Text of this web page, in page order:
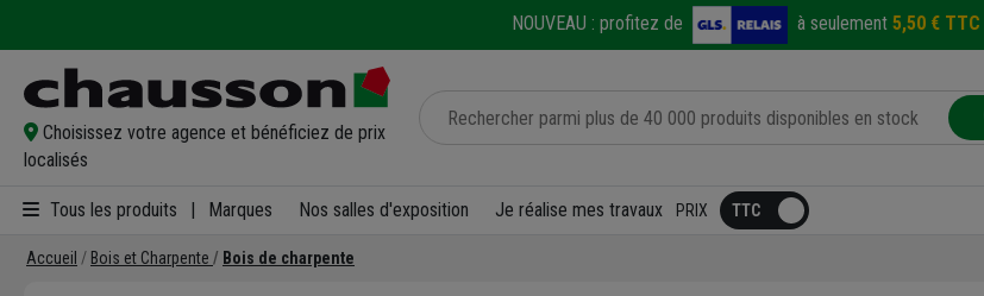
NOUVEAU : profitez de à seulement 5,50 € TTC
Choisissez votre agence et bénéficiez de prix
localisés
Tous les produits Marques Nos salles d'exposition Je réalise mes travaux PRIX
Accueil Bois et Charpente Bois de charpente